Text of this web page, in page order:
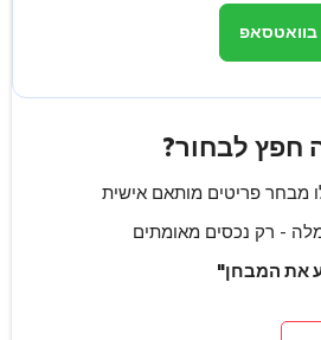
בוואטסאפ
חפץ לבחור?
- רק נכסים מאומתים
את המבחן"